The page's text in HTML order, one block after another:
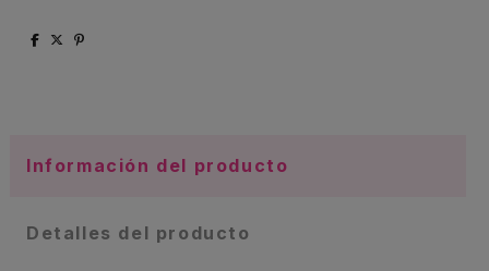
Información del producto
Detalles del producto